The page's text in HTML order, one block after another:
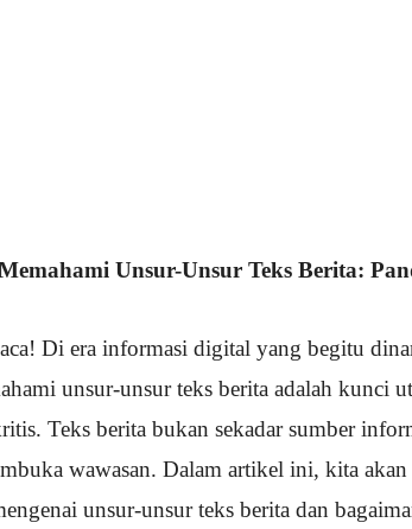
Unsur-Unsur Teks Berita:
Di era informasi digital yang begitu
unsur-unsur teks berita adalah kunci
Teks berita bukan sekadar sumber
wawasan. Dalam artikel ini, kita
unsur-unsur teks berita dan